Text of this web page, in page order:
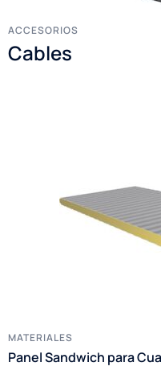
ACCESORIOS
Cables
MATERIALES
Panel Sandwich para